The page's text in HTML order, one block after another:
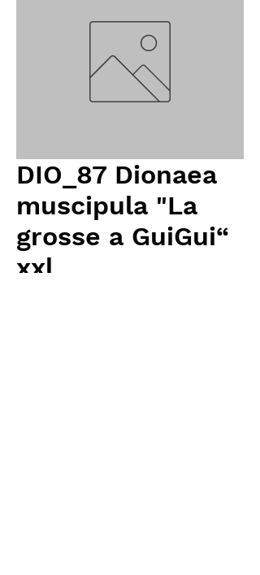
DIO_87 Dionaea
muscipula "La
grosse a GuiGui“
xxl